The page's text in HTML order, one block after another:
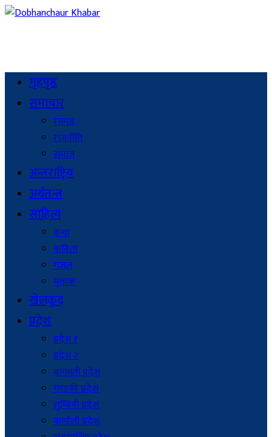
गृहपृष्ठ
समाचार
रंगमञ्च
राजनीति
समाज
अन्तराष्ट्रिय
अर्थतन्त्र
साहित्य
कथा
कविता
गजल
मुक्तक
खेलकुद
प्रदेश
प्रदेश १
प्रदेश २
बागमती प्रदेश
गण्डकी प्रदेश
लुम्बिनी प्रदेश
कर्णाली प्रदेश